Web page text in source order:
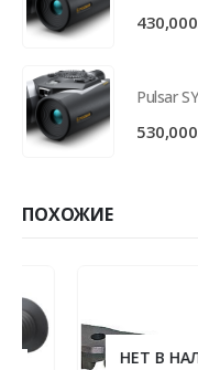
Pulsar
ПОХОЖИЕ
НЕТ В НАЛИЧИИ